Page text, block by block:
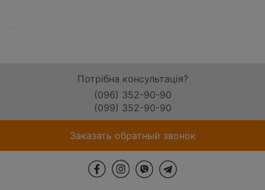
Потрібна консультація?
(096) 352-90-90
(099) 352-90-90
Заказать обратный звонок